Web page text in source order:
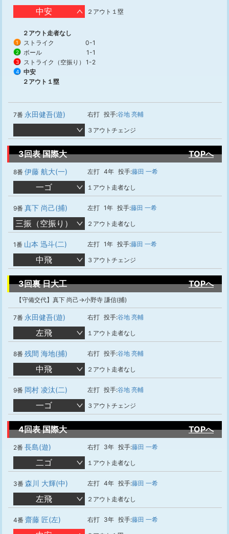
中安 ２アウト１塁
２アウト走者なし
1 ストライク 0-1
2 ボール 1-1
3 ストライク（空振り） 1-2
4
中安
２アウト１塁
7番 永田健吾(遊) 右打 投手:谷地 亮輔
３アウトチェンジ
3回表 国際大 TOPへ
8番 伊藤 航大(一) 左打 4年 投手:藤田 一希
一ゴ １アウト走者なし
9番 真下 尚己(捕) 左打 1年 投手:藤田 一希
三振（空振り） ２アウト走者なし
1番 山本 迅斗(二) 左打 1年 投手:藤田 一希
中飛 ３アウトチェンジ
3回裏 日大工 TOPへ
【守備交代】真下 尚己→小野寺 謙信(捕)
7番 永田健吾(遊) 右打 投手:谷地 亮輔
左飛 １アウト走者なし
8番 残間 海地(捕) 右打 投手:谷地 亮輔
中飛 ２アウト走者なし
9番 岡村 凌汰(二) 左打 投手:谷地 亮輔
一ゴ ３アウトチェンジ
4回表 国際大 TOPへ
2番 長島(遊) 右打 3年 投手:藤田 一希
二ゴ １アウト走者なし
3番 森川 大輝(中) 左打 4年 投手:藤田 一希
左飛 ２アウト走者なし
4番 齋藤 匠(左) 右打 3年 投手:藤田 一希